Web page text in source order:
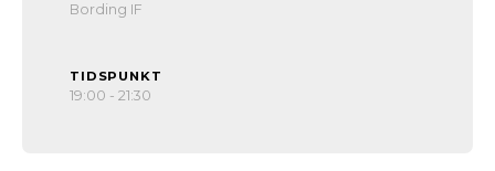
Bording IF
TIDSPUNKT
19:00 - 21:30